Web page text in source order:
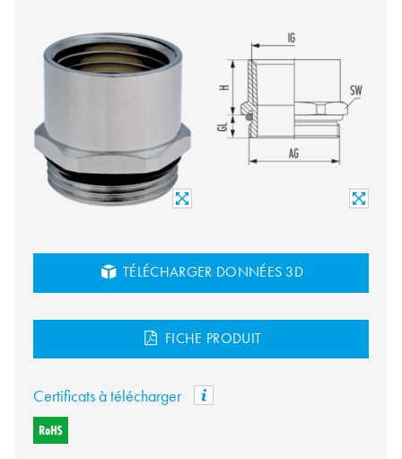
TÉLÉCHARGER DONNÉES 3D
FICHE PRODUIT
Certificats à télécharger